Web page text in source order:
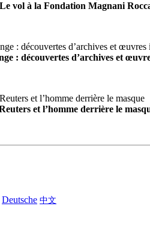
vol à la Fondation Magnani
: découvertes d’archives et
et l’homme derrière le
Deutsche 中文